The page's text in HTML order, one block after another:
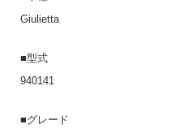
Giulietta
■型式
940141
■グレード